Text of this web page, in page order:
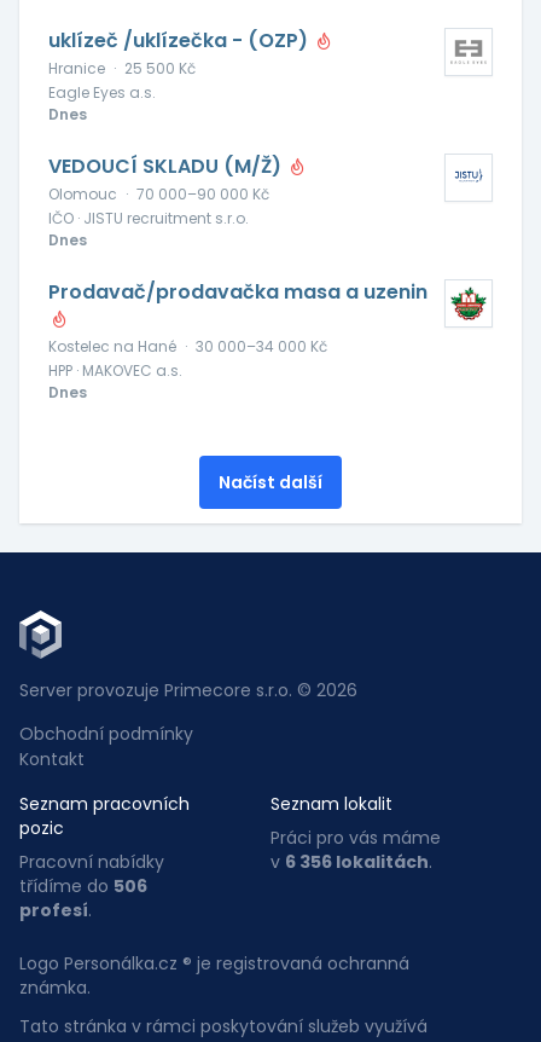
uklízeč /uklízečka - (OZP)
Hranice · 25 500 Kč
Eagle Eyes a.s.
Dnes
VEDOUCÍ SKLADU (M/Ž)
Olomouc · 70 000–90 000 Kč
IČO · JISTU recruitment s.r.o.
Dnes
Prodavač/prodavačka masa a uzenin
Kostelec na Hané · 30 000–34 000 Kč
HPP · MAKOVEC a.s.
Dnes
Načíst další
Server provozuje Primecore s.r.o. © 2026
Obchodní podmínky
Kontakt
Seznam pracovních
pozic
Pracovní nabídky
třídíme do 506
profesí.
Seznam lokalit
Práci pro vás máme
v 6 356 lokalitách.
Logo Personálka.cz ® je registrovaná ochranná
známka.
Tato stránka v rámci poskytování služeb využívá